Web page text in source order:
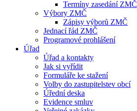
Termíny zasedání ZMČ
Výbory ZMČ
Zápisy výborů ZMČ
Jednací řád ZMČ
Programové prohlášení
Úřad
Úřad a kontakty
Jak si vyřídit
Formuláře ke stažení
Volby do zastupitelstev obcí
Úřední deska
Evidence smluv